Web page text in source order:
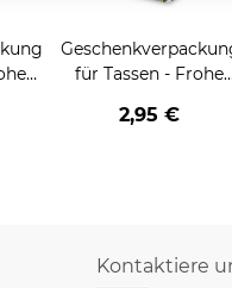
für Tassen - Frohe
Rentier
2,95 €
Kontaktiere